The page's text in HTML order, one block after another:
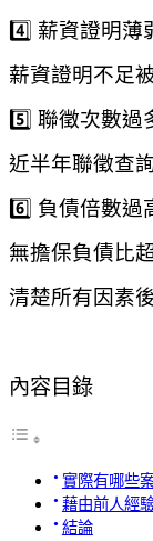
4️⃣ 薪資證明薄
薪資證明不足
5️⃣ 聯徵次數過
近半年聯徵查
6️⃣ 負債倍數過
無擔保負債比
清楚所有因素
內容目錄
實際有哪些
藉由前人經
結論